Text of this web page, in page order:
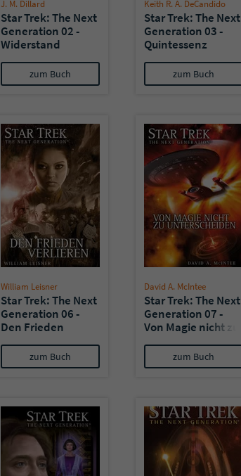
J. M. Dillard
Star Trek: The Next
Generation 02 -
Widerstand
zum Buch
Keith R. A. DeCandido
Star Trek: The Next
Generation 03 -
Quintessenz
zum Buch
William Leisner
Star Trek: The Next
Generation 06 -
Den Frieden
zum Buch
David A. McIntee
Star Trek: The Next
Generation 07 -
Von Magie nicht zu
zum Buch
überprüfen.